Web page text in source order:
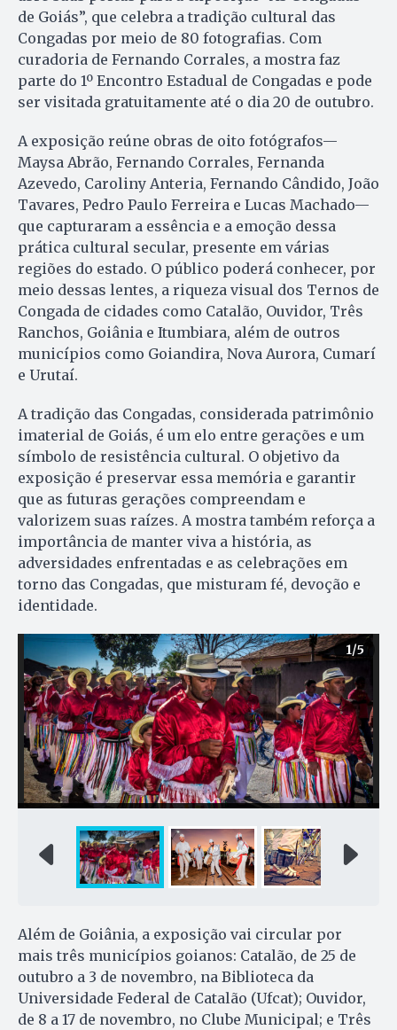
de Goiás”, que celebra a tradição cultural das
Congadas por meio de 80 fotografias. Com
curadoria de Fernando Corrales, a mostra faz
parte do 1º Encontro Estadual de Congadas e pode
ser visitada gratuitamente até o dia 20 de outubro.
A exposição reúne obras de oito fotógrafos—
Maysa Abrão, Fernando Corrales, Fernanda
Azevedo, Caroliny Anteria, Fernando Cândido, João
Tavares, Pedro Paulo Ferreira e Lucas Machado—
que capturaram a essência e a emoção dessa
prática cultural secular, presente em várias
regiões do estado. O público poderá conhecer, por
meio dessas lentes, a riqueza visual dos Ternos de
Congada de cidades como Catalão, Ouvidor, Três
Ranchos, Goiânia e Itumbiara, além de outros
municípios como Goiandira, Nova Aurora, Cumarí
e Urutaí.
A tradição das Congadas, considerada patrimônio
imaterial de Goiás, é um elo entre gerações e um
símbolo de resistência cultural. O objetivo da
exposição é preservar essa memória e garantir
que as futuras gerações compreendam e
valorizem suas raízes. A mostra também reforça a
importância de manter viva a história, as
adversidades enfrentadas e as celebrações em
torno das Congadas, que misturam fé, devoção e
identidade.
1/5
Além de Goiânia, a exposição vai circular por
mais três municípios goianos: Catalão, de 25 de
outubro a 3 de novembro, na Biblioteca da
Universidade Federal de Catalão (Ufcat); Ouvidor,
de 8 a 17 de novembro, no Clube Municipal; e Três